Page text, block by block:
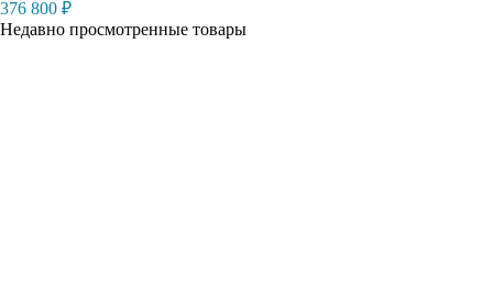
376 800 ₽
Недавно просмотренные товары